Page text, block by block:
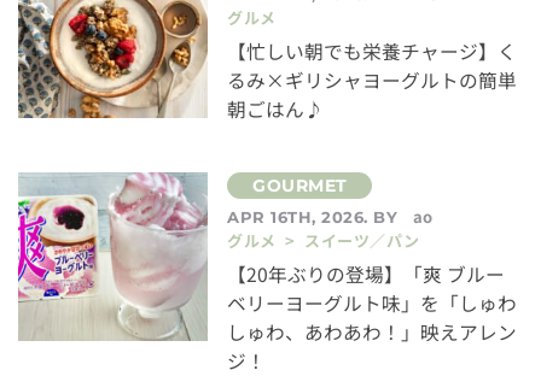
グルメ
【忙しい朝でも栄養チャージ】く
るみ×ギリシャヨーグルトの簡単
朝ごはん♪
APR 16TH, 2026. BY
ao
グルメ > スイーツ／パン
【20年ぶりの登場】「爽 ブルー
ベリーヨーグルト味」を「しゅわ
しゅわ、あわあわ！」映えアレン
ジ！